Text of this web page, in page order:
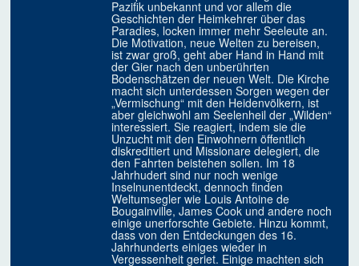
Pazifik unbekannt und vor allem die
Geschichten der Heimkehrer über das
Paradies, locken immer mehr Seeleute an.
Die Motivation, neue Welten zu bereisen,
ist zwar groß, geht aber Hand in Hand mit
der Gier nach den unberührten
Bodenschätzen der neuen Welt. Die Kirche
macht sich unterdessen Sorgen wegen der
„Vermischung“ mit den Heidenvölkern, ist
aber gleichwohl am Seelenheil der „Wilden“
interessiert. Sie reagiert, indem sie die
Unzucht mit den Einwohnern öffentlich
diskreditiert und Missionare delegiert, die
den Fahrten beistehen sollen. Im 18
Jahrhudert sind nur noch wenige
Inselnunentdeckt, dennoch finden
Weltumsegler wie Louis Antoine de
Bougainville, James Cook und andere noch
einige unerforschte Gebiete. Hinzu kommt,
dass von den Entdeckungen des 16.
Jahrhunderts einiges wieder in
Vergessenheit geriet. Einige machten sich